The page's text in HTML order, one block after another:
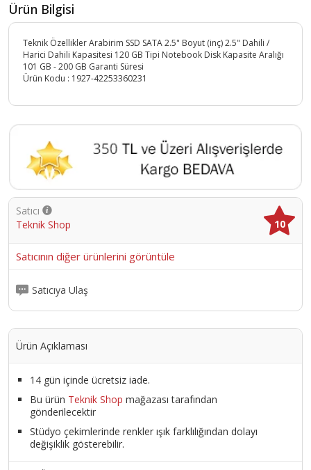
Ürün Bilgisi
Teknik Özellikler Arabirim SSD SATA 2.5" Boyut (inç) 2.5" Dahili /
Harici Dahili Kapasitesi 120 GB Tipi Notebook Disk Kapasite Aralığı
101 GB - 200 GB Garanti Süresi
Ürün Kodu : 1927-42253360231
Satıcı
Teknik Shop
10
Satıcının diğer ürünlerini görüntüle
Satıcıya Ulaş
Ürün Açıklaması
14 gün içinde ücretsiz iade.
Bu ürün Teknik Shop mağazası tarafından
gönderilecektir
Stüdyo çekimlerinde renkler ışık farklılığından dolayı
değişiklik gösterebilir.